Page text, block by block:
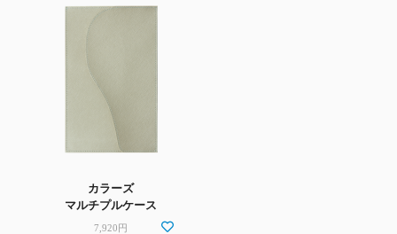
カラーズ
マルチプルケース
7,920円